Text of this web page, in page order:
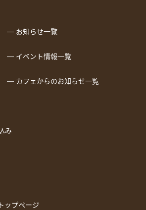
― お知らせ一覧
― イベント情報一覧
― カフェからのお知らせ一覧
み
ップページ